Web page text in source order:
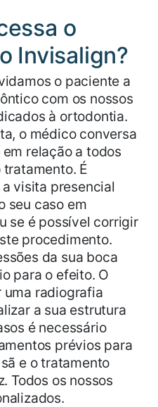
o
Invisalign?
o paciente a
com os nossos
à ortodontia.
o médico conversa
relação a todos
É
visita presencial
seu caso em
se é possível corrigir
procedimento.
da sua boca
para o efeito. O
radiografia
a sua estrutura
é necessário
prévios para
e o tratamento
Todos os nossos